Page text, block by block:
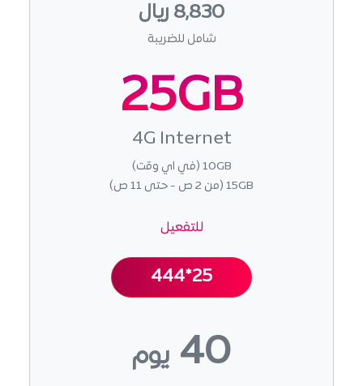
8,830 ريال
شامل للضريبة
25GB
4G Internet
10GB (في اي وقت)
15GB (من 2 ص - حتى 11 ص)
للتفعيل
444*25
40 يوم